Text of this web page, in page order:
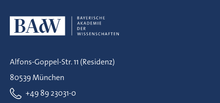
Alfons-Goppel-Str. 11 (Residenz)
80539 München
+49 89 23031-0